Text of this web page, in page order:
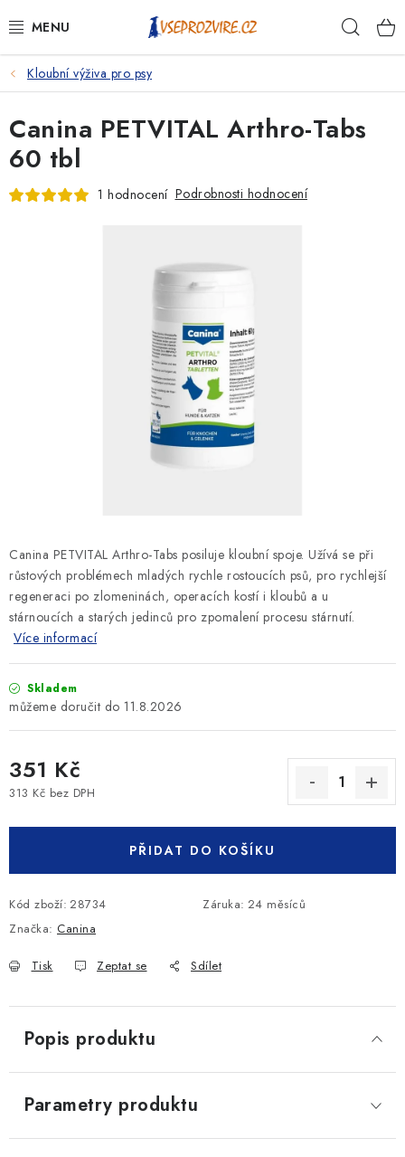
na
PSI
KOČKY
KONĚ
KRÁLÍCI/HLODAVCI/PTÁCI
Kloubní výživa pro psy
Canina PETVITAL Arthro-Tabs posiluje kloubní spoje. Užívá se při
růstových problémech mladých rychle rostoucích psů, pro rychlejší
regeneraci po zlomeninách, operacích kostí i kloubů a u
stárnoucích a starých jedinců pro zpomalení procesu stárnutí.
Více informací
Skladem
11.8.2026
351 Kč
313 Kč bez DPH
PŘIDAT DO KOŠÍKU
Kód zboží: 28734 Záruka: 24 měsíců
Značka: Canina
Tisk Zeptat se Sdílet
Canina PETVITAL Arthro-Tabs
60 tbl
1 hodnocení Podrobnosti hodnocení
Popis produktu
Parametry produktu